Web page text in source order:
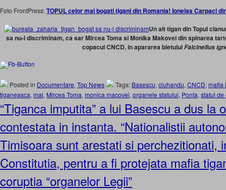
Foto FrontPress:TOPUL celor mai bogati tigani din Romania! Ionelas Carpaci
Un alt tigan din Topul
sa nu-l discriminam, ca sar Mircea Toma si Monika Makovei din spinarea
copacul CNCD, in apararea bietuluiFalcinellus
Posted in Documentare, Top News Tags: Basescu, ciuhandu, CNCD, mafia
tiganeasca, mai, Mircea Toma, monica macovei, organele statului, Ponta, statul de
“Tiganca imputita” a lui Basescu a dus la
contestata in instanta. “Nationalistii
Timisoara sunt arestati si perchezitionati,
Constitutia, pentru a fi protejata mafia
coruptia “organelor Legii”